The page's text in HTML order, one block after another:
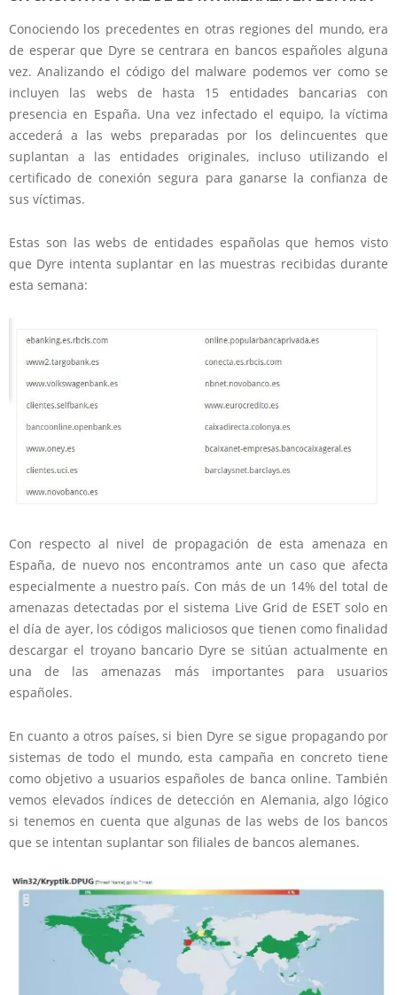
Conociendo los precedentes en otras regiones del mundo, era
de esperar que Dyre se centrara en bancos españoles alguna
vez. Analizando el código del malware podemos ver como se
incluyen las webs de hasta 15 entidades bancarias con
presencia en España. Una vez infectado el equipo, la víctima
accederá a las webs preparadas por los delincuentes que
suplantan a las entidades originales, incluso utilizando el
certificado de conexión segura para ganarse la confianza de
sus víctimas.
Estas son las webs de entidades españolas que hemos visto
que Dyre intenta suplantar en las muestras recibidas durante
esta semana:
Con respecto al nivel de propagación de esta amenaza en
España, de nuevo nos encontramos ante un caso que afecta
especialmente a nuestro país. Con más de un 14% del total de
amenazas detectadas por el sistema Live Grid de ESET solo en
el día de ayer, los códigos maliciosos que tienen como finalidad
descargar el troyano bancario Dyre se sitúan actualmente en
una de las amenazas más importantes para usuarios
españoles.
En cuanto a otros países, si bien Dyre se sigue propagando por
sistemas de todo el mundo, esta campaña en concreto tiene
como objetivo a usuarios españoles de banca online. También
vemos elevados índices de detección en Alemania, algo lógico
si tenemos en cuenta que algunas de las webs de los bancos
que se intentan suplantar son filiales de bancos alemanes.